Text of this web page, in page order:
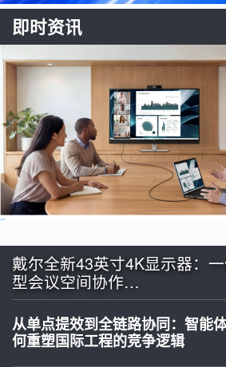
即时资讯
戴尔全新43英寸4K显示器：
型会议空间协作…
从单点提效到全链路协同：智能
何重塑国际工程的竞争逻辑